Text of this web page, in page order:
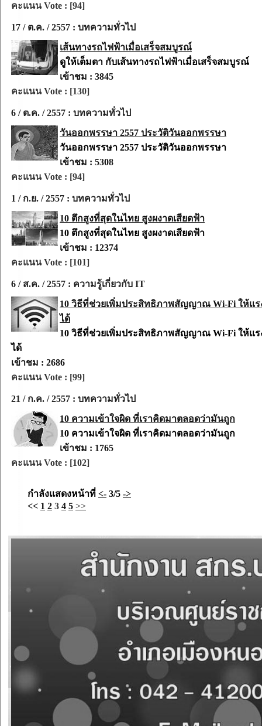
คะแนน Vote : [94]
17 / ต.ค. / 2557 : บทความทั่วไป
เส้นทางรถไฟฟ้าเมื่อเสร็จสมบูรณ์
ดูให้เต็มตา กับเส้นทางรถไฟฟ้าเมื่อเสร็จสมบูรณ์
เข้าชม : 3845
คะแนน Vote : [130]
6 / ต.ค. / 2557 : บทความทั่วไป
วันออกพรรษา 2557 ประวัติวันออกพรรษา
วันออกพรรษา 2557 ประวัติวันออกพรรษา
เข้าชม : 5308
คะแนน Vote : [94]
1 / ก.ย. / 2557 : บทความทั่วไป
10 ตึกสูงที่สุดในไทย สูงผงาดเสียดฟ้า
10 ตึกสูงที่สุดในไทย สูงผงาดเสียดฟ้า
เข้าชม : 12374
คะแนน Vote : [101]
6 / ส.ค. / 2557 : ความรู้เกี่ยวกับ IT
10 วิธีที่ช่วยเพิ่มประสิทธิภาพสัญญาณ Wi-Fi ให้แ
ได้
10 วิธีที่ช่วยเพิ่มประสิทธิภาพสัญญาณ Wi-Fi ให้แ
ได้
เข้าชม : 2686
คะแนน Vote : [99]
21 / ก.ค. / 2557 : บทความทั่วไป
10 ความเข้าใจผิด ที่เราคิดมาตลอดว่ามันถูก
10 ความเข้าใจผิด ที่เราคิดมาตลอดว่ามันถูก
เข้าชม : 1765
คะแนน Vote : [102]
กำลังแสดงหน้าที่ <- 3/5 ->
<< 1 2 3 4 5 >>